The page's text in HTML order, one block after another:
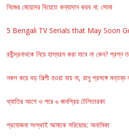
নিজের মেয়েদের বিয়েতে কন্যাদান করব না: সোমা
5 Bengali TV Serials that May Soon
রবীন্দ্রনাথকে নিয়ে হাস্যরস করা যাবে না কেন? প্রশ্ন
নকল করে বড় শিল্পী হওয়া যায় না, রানু প্রসঙ্গে মন্তব্য
খ্যাতির আগে ও পরে ৬ জনপ্রিয় টেলিতারকা
প্রযোজনা সংস্থাই আমাকে সরিয়েছে: অনামিকা